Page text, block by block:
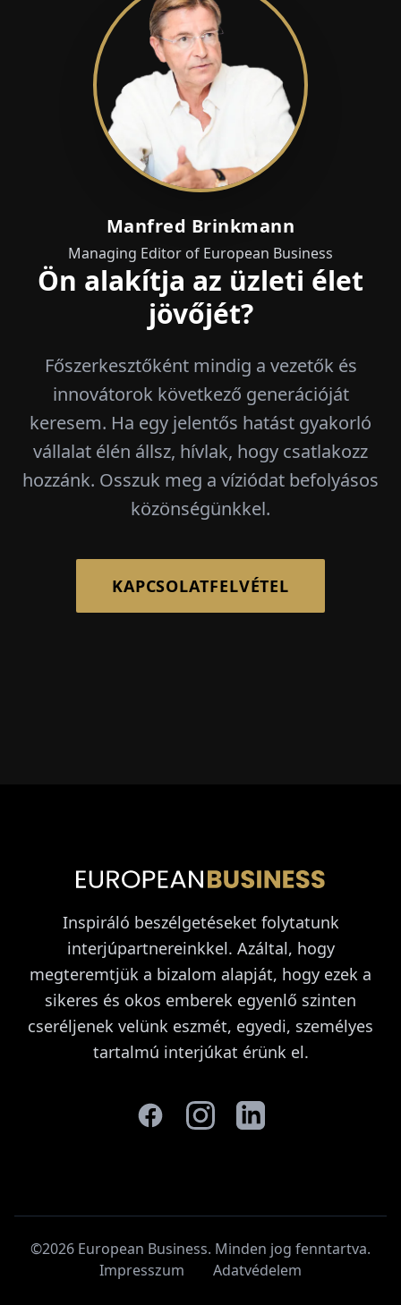
Manfred Brinkmann
Managing Editor of European Business
Ön alakítja az üzleti élet
jövőjét?
Főszerkesztőként mindig a vezetők és
innovátorok következő generációját
keresem. Ha egy jelentős hatást gyakorló
vállalat élén állsz, hívlak, hogy csatlakozz
hozzánk. Osszuk meg a víziódat befolyásos
közönségünkkel.
KAPCSOLATFELVÉTEL
Inspiráló beszélgetéseket folytatunk
interjúpartnereinkkel. Azáltal, hogy
megteremtjük a bizalom alapját, hogy ezek a
sikeres és okos emberek egyenlő szinten
cseréljenek velünk eszmét, egyedi, személyes
tartalmú interjúkat érünk el.
©2026 European Business. Minden jog fenntartva.
Impresszum
Adatvédelem